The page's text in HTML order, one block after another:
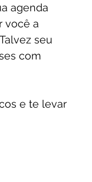
agenda
você a
seu
com
e te levar